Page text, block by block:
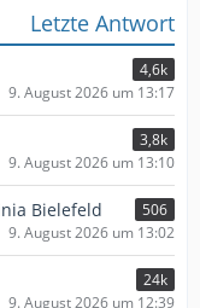
Letzte Antwort
4,6k
9. August 2026 um 13:17
3,8k
9. August 2026 um 13:10
Bielefeld
506
9. August 2026 um 13:02
24k
9. August 2026 um 12:39